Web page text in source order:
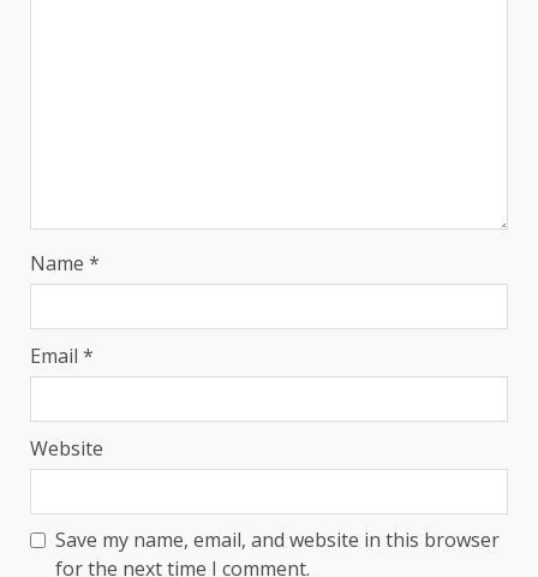
Name *
Email *
Website
Save my name, email, and website in this browser
for the next time I comment.